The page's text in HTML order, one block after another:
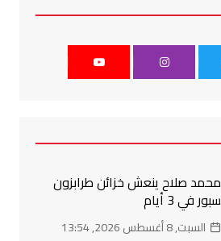
محمد صلاح ينعش خزائن طرابزون
سبور في 3 أيام
السبت, 8 أغسطس 2026, 13:54